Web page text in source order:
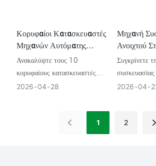
Κορυφαίοι Κατασκευαστές
Μηχανών Αυτόματης
Συσκευασίας
Ανακαλύψτε τους 10
κορυφαίους κατασκευαστές
αυτόματων μηχανημάτων
γρήγορα συστήματα VFFS,
τάσεις της Βιομηχανίας 4.0
και λύσεις υψηλής ακρίβειας
2026 04 28
Μηχανή
Ανοιχτού
Μηχανής
FFS:
Συγκρίνετε
στόμα και τη
προϊόν, την
2026 04
1 2